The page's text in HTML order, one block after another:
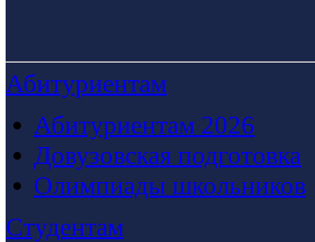
Абитуриентам
Абитуриентам 2026
Довузовская подготовка
Олимпиады школьников
Студентам